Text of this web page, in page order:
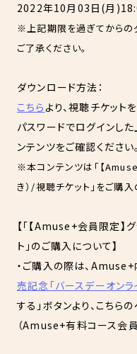
2022年10月03日(月
※上記期限を過ぎてからの
ご了承ください。
ダウンロード方法：
こちら より、視聴チケッ
パスワードでログインした
ンテンツをご確認ください。
※本コンテンツは「【
き）/視聴チケット」をご購
【「【Amuse+会員限定】
ト」のご購入について】
・ご購入の際は、Amuse+
売記念「バースデーオンラ
する」ボタンより、こちら
（Amuse+有料コース会
日本国内発送の方
日本国外発送の方
戻る
ATTENTION
キャンセル